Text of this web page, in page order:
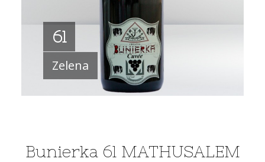
6l
Zelena
Bunierka 6l MATHUSALEM